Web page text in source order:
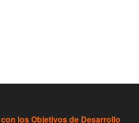
los Objetivos de Desarrollo